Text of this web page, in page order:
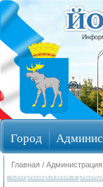
Город
Обращения
Главная / Администрация